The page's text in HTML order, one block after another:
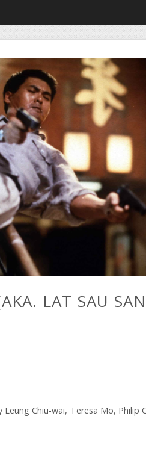
LAT SAU
Chiu-wai, Teresa Mo, Philip